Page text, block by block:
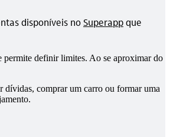
disponíveis noSuperappque
permite definir limites. Ao se aproximar do
dívidas, comprar um carro ou formar uma